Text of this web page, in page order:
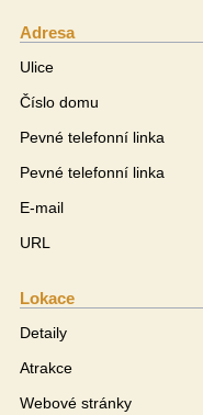
Adresa
Ulice
Číslo domu
Pevné telefonní linka
Pevné telefonní linka
E-mail
URL
Lokace
Detaily
Atrakce
Webové stránky